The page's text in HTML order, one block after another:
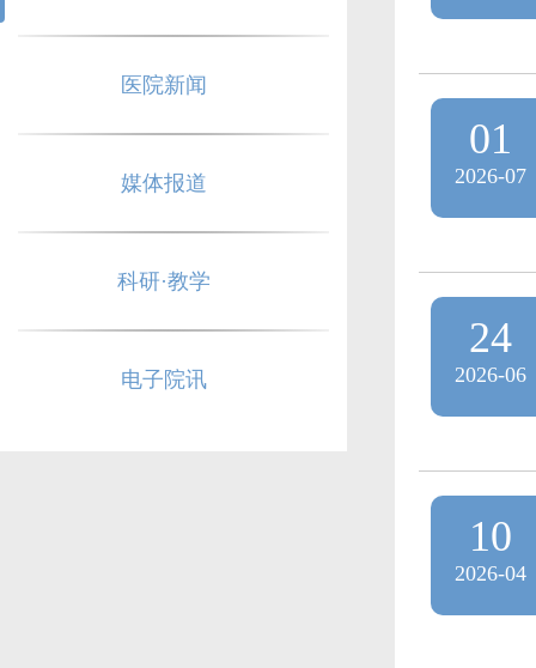
医院新闻
媒体报道
科研·教学
电子院讯
01
2026-07
24
2026-06
10
2026-04